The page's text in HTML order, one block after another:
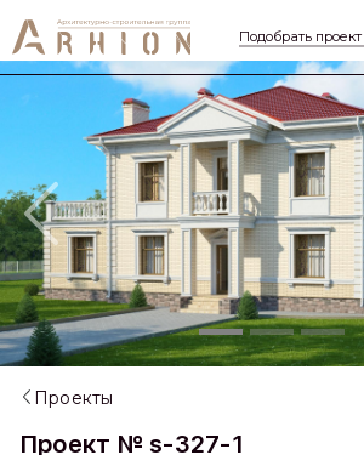
Подобрать проект
Previous
Проекты
Проект № s-327-1